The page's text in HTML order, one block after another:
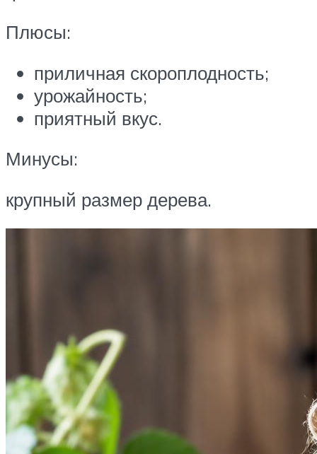
Плюсы:
приличная скороплодность;
урожайность;
приятный вкус.
Минусы:
крупный размер дерева.